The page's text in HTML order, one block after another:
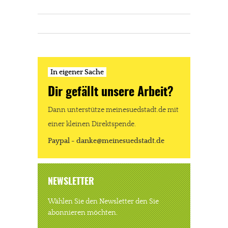
In eigener Sache
Dir gefällt unsere Arbeit?
Dann unterstütze meinesuedstadt.de mit
einer kleinen Direktspende.
Paypal - danke@meinesuedstadt.de
NEWSLETTER
Wählen Sie den Newsletter den Sie
abonnieren möchten.